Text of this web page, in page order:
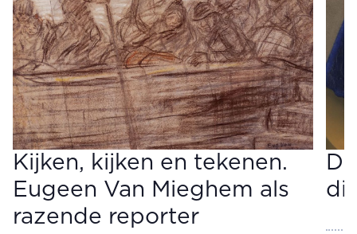
Kijken, kijken en tekenen.
Eugeen Van Mieghem als
razende reporter